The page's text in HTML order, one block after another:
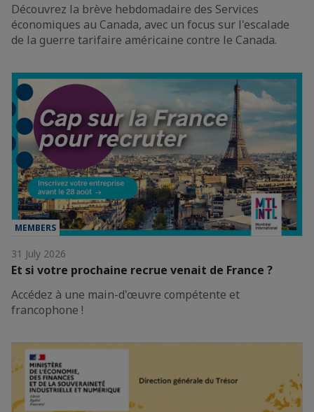
Découvrez la brève hebdomadaire des Services
économiques au Canada, avec un focus sur l'escalade
de la guerre tarifaire américaine contre le Canada.
MEMBERS
31 July 2026
Et si votre prochaine recrue venait de France ?
Accédez à une main-d'œuvre compétente et
francophone !